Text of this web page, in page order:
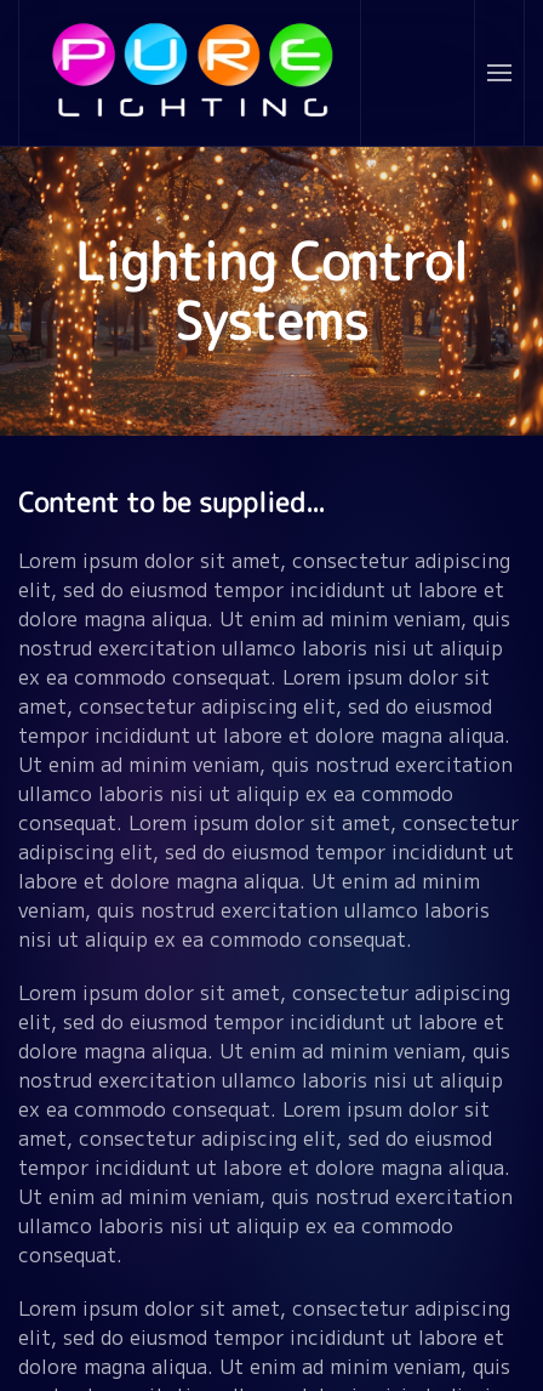
Skip to main content
Lighting Control
Systems
Content to be supplied...
Lorem ipsum dolor sit amet, consectetur adipiscing
elit, sed do eiusmod tempor incididunt ut labore et
dolore magna aliqua. Ut enim ad minim veniam, quis
nostrud exercitation ullamco laboris nisi ut aliquip
ex ea commodo consequat. Lorem ipsum dolor sit
amet, consectetur adipiscing elit, sed do eiusmod
tempor incididunt ut labore et dolore magna aliqua.
Ut enim ad minim veniam, quis nostrud exercitation
ullamco laboris nisi ut aliquip ex ea commodo
consequat. Lorem ipsum dolor sit amet, consectetur
adipiscing elit, sed do eiusmod tempor incididunt ut
labore et dolore magna aliqua. Ut enim ad minim
veniam, quis nostrud exercitation ullamco laboris
nisi ut aliquip ex ea commodo consequat.
Lorem ipsum dolor sit amet, consectetur adipiscing
elit, sed do eiusmod tempor incididunt ut labore et
dolore magna aliqua. Ut enim ad minim veniam, quis
nostrud exercitation ullamco laboris nisi ut aliquip
ex ea commodo consequat. Lorem ipsum dolor sit
amet, consectetur adipiscing elit, sed do eiusmod
tempor incididunt ut labore et dolore magna aliqua.
Ut enim ad minim veniam, quis nostrud exercitation
ullamco laboris nisi ut aliquip ex ea commodo
consequat.
Lorem ipsum dolor sit amet, consectetur adipiscing
elit, sed do eiusmod tempor incididunt ut labore et
dolore magna aliqua. Ut enim ad minim veniam, quis